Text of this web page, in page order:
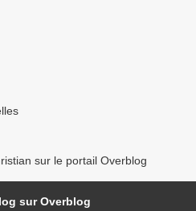
sur le portail Overblog
sur Overblog